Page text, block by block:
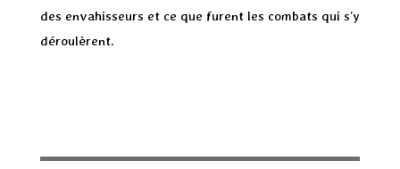
des envahisseurs et ce que furent les combats qui s’y
déroulèrent.